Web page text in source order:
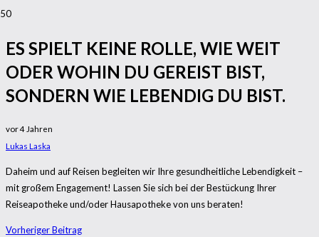
ES SPIELT KEINE ROLLE, WIE WEIT
ODER WOHIN DU GEREIST BIST,
SONDERN WIE LEBENDIG DU BIST.
vor 4 Jahren
Lukas Laska
Daheim und auf Reisen begleiten wir Ihre gesundheitliche Lebendigkeit –
mit großem Engagement! Lassen Sie sich bei der Bestückung Ihrer
Reiseapotheke und/oder Hausapotheke von uns beraten!
Vorheriger Beitrag